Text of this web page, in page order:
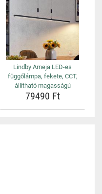
Lindby Arneja LED-es
függőlámpa, fekete, CCT,
állítható magasságú
79490 Ft